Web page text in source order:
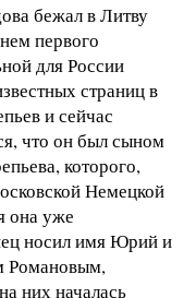
бежал в Литву
первого
для России
страниц в
и сейчас
что он был сыном
которого,
Немецкой
она уже
носил имя Юрий и
Романовым,
них началась